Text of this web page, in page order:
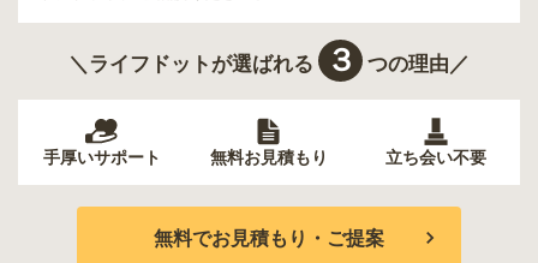
＼ライフドットが選ばれる ３ つの理由／
手厚いサポート 無料お見積もり 立ち会い不要
無料でお見積もり・ご提案